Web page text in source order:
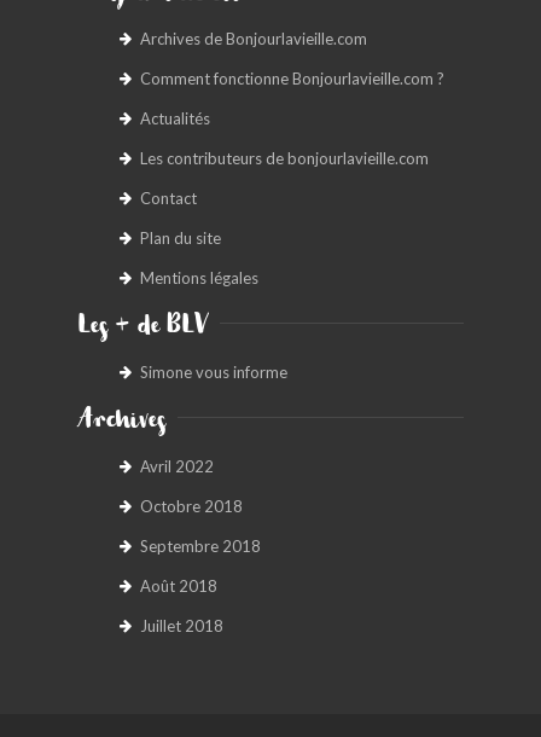
Archives de Bonjourlavieille.com
Comment fonctionne Bonjourlavieille.com ?
Actualités
Les contributeurs de bonjourlavieille.com
Contact
Plan du site
Mentions légales
Les + de BLV
Simone vous informe
Archives
Avril 2022
Octobre 2018
Septembre 2018
Août 2018
Juillet 2018